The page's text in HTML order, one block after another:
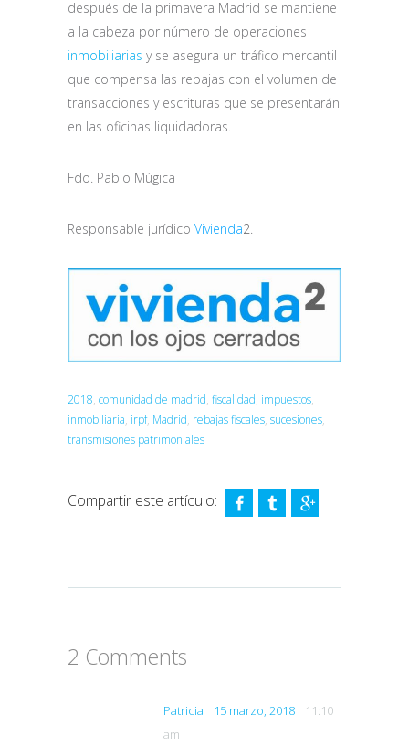
después de la primavera Madrid se mantiene
a la cabeza por número de operaciones
inmobiliarias y se asegura un tráfico mercantil
que compensa las rebajas con el volumen de
transacciones y escrituras que se presentarán
en las oficinas liquidadoras.
Fdo. Pablo Múgica
Responsable jurídico Vivienda2.
2018, comunidad de madrid, fiscalidad, impuestos,
inmobiliaria, irpf, Madrid, rebajas fiscales, sucesiones,
transmisiones patrimoniales
Compartir este artículo:
2 Comments
Patricia 15 marzo, 2018
11:10
am